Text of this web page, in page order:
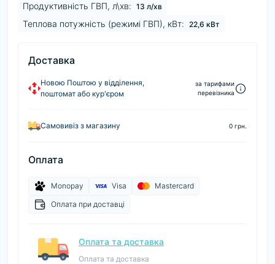
Продуктивність ГВП, л\хв: 13 л/хв
Теплова потужність (режимі ГВП), кВт: 22,6 кВт
Доставка
Новою Поштою у відділення,
поштомат або кур'єром
за тарифами
перевізника
Самовивіз з магазину 0 грн.
Оплата
Monopay Visa
Mastercard
Оплата при доставці
Оплата та доставка
Оплата та доставка